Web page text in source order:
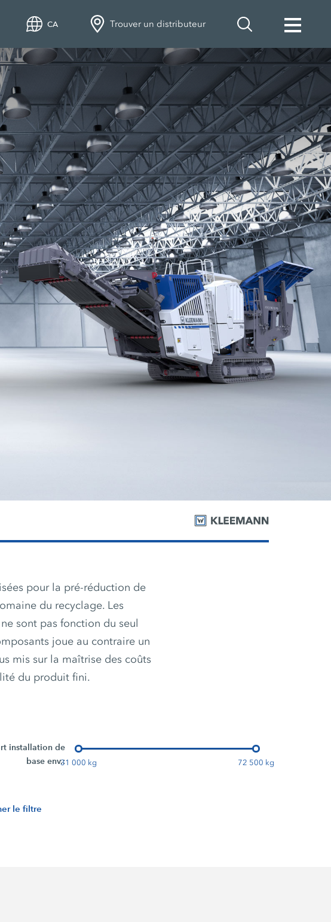
CA Trouver un distributeur
pour la pré-réduction de
du recyclage. Les
sont pas fonction du seul
joue au contraire un
mis sur la maîtrise des coûts
du produit fini.
installation de
base env.:31 000 kg 72 500 kg
le filtre